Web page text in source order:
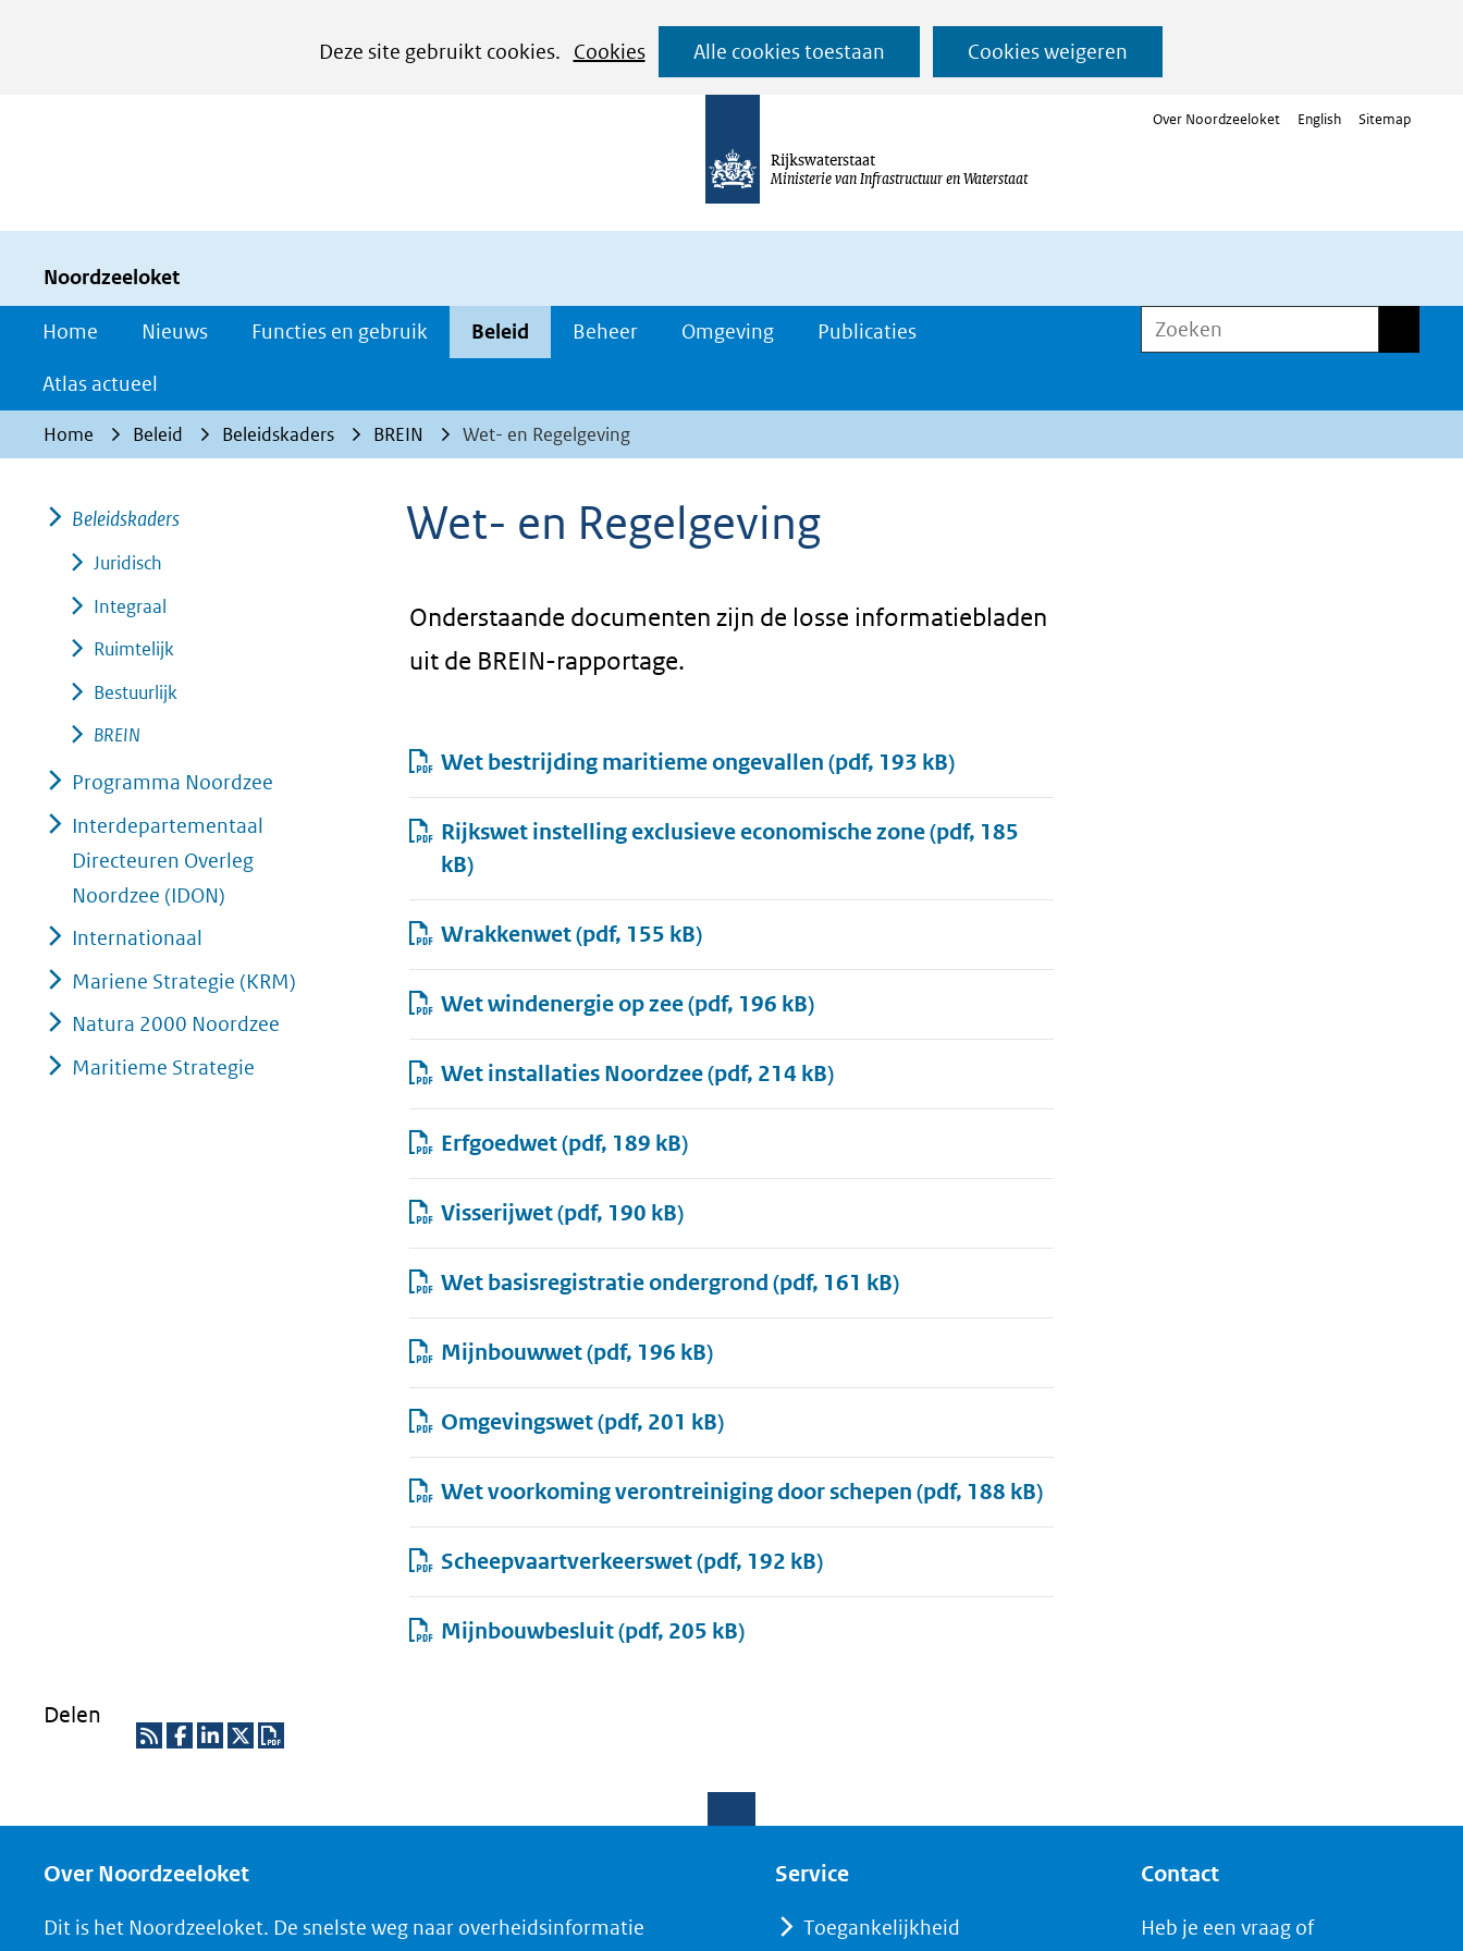
Deze site gebruikt cookies.
Cookies
van
cookies
op
deze
website
worden
toegestaan
geweigerd.
Alle cookies toestaan Cookies weigeren
Ga
naar
de
Rijkswaterstaat
Ministerie van Infrastructuur en Waterstaat
Over Noordzeeloket English Sitemap
Noordzeeloket
Home Nieuws Functies en gebruik Beleid Beheer Omgeving Publicaties
Atlas actueel
Zoeken
Home Beleid Beleidskaders BREIN Wet- en Regelgeving
Wet- en Regelgeving
Onderstaande documenten zijn de losse informatiebladen
uit de BREIN-rapportage.
Resultaten
Wet bestrijding maritieme ongevallen (pdf, 193 kB)
Rijkswet instelling exclusieve economische zone(pdf, 185
kB)
Wrakkenwet(pdf, 155 kB)
Wet windenergie op zee(pdf, 196 kB)
Wet installaties Noordzee(pdf, 214 kB)
Erfgoedwet(pdf, 189 kB)
Visserijwet(pdf, 190 kB)
Wet basisregistratie ondergrond (pdf, 161 kB)
Mijnbouwwet(pdf, 196 kB)
Omgevingswet(pdf, 201 kB)
Wet voorkoming verontreiniging door schepen (pdf, 188 kB)
Scheepvaartverkeerswet(pdf, 192 kB)
Mijnbouwbesluit(pdf, 205 kB)
Beleidskaders
Juridisch
Integraal
Ruimtelijk
Bestuurlijk
BREIN
Programma Noordzee
Interdepartementaal
Directeuren Overleg
Noordzee (IDON)
Internationaal
Mariene Strategie (KRM)
Natura 2000 Noordzee
Maritieme Strategie
Delen
e
o
e
o
e
o
o
Over Noordzeeloket
Dit is het Noordzeeloket. De snelste weg naar overheidsinformatie
Service
Toegankelijkheid
Contact
Heb je een vraag of